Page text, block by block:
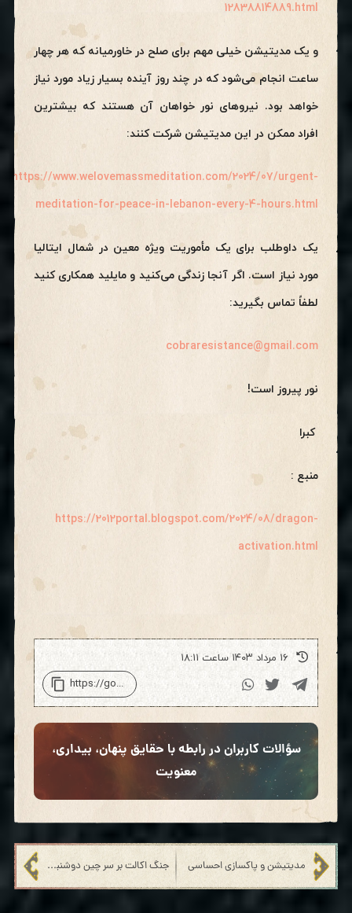
12838814889.html
و یک مدیتیشن خیلی مهم برای صلح در خاورمیانه که هر چهار
ساعت انجام می‌شود که در چند روز آینده بسیار زیاد مورد نیاز
خواهد بود. نیروهای نور خواهان آن هستند که بیشترین
افراد ممکن در این مدیتیشن شرکت کنند:
https://www.welovemassmeditation.com/2024/07/urgent-
meditation-for-peace-in-lebanon-every-4-hours.html
یک داوطلب برای یک مأموریت ویژه معین در شمال ایتالیا
مورد نیاز است. اگر آنجا زندگی می‌کنید و مایلید همکاری کنید
لطفاً تماس بگیرید:
cobraresistance@gmail.com
نور پیروز است!
کبرا
منبع :
https://2012portal.blogspot.com/2024/08/dragon-
activation.html
۱۶ مرداد ۱۴۰۳ ساعت ۱۸:۱۱
سؤالات کاربران در رابطه با حقایق پنهان، بیداری،
معنویت
مدیتیشن و پاکسازی احساسی جنگ اکالت بر سر چین دوشنبه ۱۹ آگوست ۲۰۲۴